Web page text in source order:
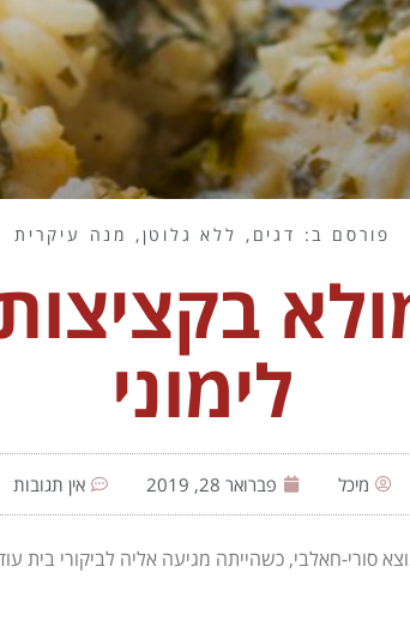
פורסם ב: דגים , ללא גלוטן, מנה עיקרית
לימוני
מיכל פברואר 28, 2019 אין תגובות
חאלבי, כשהייתה מגיעה אליה לביקורי בית